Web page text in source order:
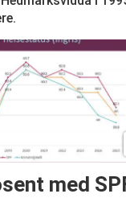
med